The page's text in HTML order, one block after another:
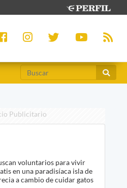
Publicitario
voluntarios para vivir
en una paradisíaca isla de
a cambio de cuidar gatos